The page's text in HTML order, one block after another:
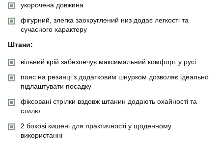
укорочена довжина
фігурний, злегка заокруглений низ додає легкості та
сучасного характеру
Штани:
вільний крій забезпечує максимальний комфорт у русі
пояс на резинці з додатковим шнурком дозволяє ідеально
підлаштувати посадку
фіксовані стрілки вздовж штанин додають охайності та
стилю
2 бокові кишені для практичності у щоденному
використанні